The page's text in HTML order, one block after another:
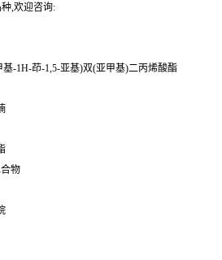
,欢迎咨询:
基-1H-茚-1,5-亚基)双(亚甲基)二丙烯酸酯
物